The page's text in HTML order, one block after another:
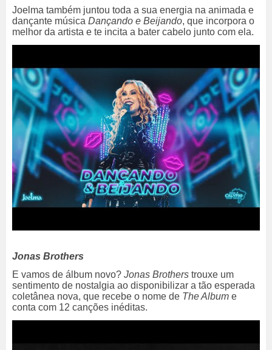
Joelma também juntou toda a sua energia na animada e
dançante música Dançando e Beijando, que incorpora o
melhor da artista e te incita a bater cabelo junto com ela.
Jonas Brothers
E vamos de álbum novo? Jonas Brothers trouxe um
sentimento de nostalgia ao disponibilizar a tão esperada
coletânea nova, que recebe o nome de The Album e
conta com 12 canções inéditas.